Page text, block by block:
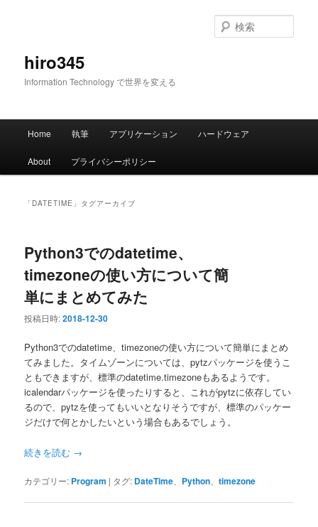
hiro345
Information Technology で世界を変える
索
メ
Home 執筆 アプリケーション ハードウェア
About プライバシーポリシー
「 DATETIME 」タグアーカイブ
Python3でのdatetime、
timezoneの使い方について簡
単にまとめてみた
投稿日時:2018-12-30
Python3でのdatetime、timezoneの使い方について簡単にまとめ
てみました。タイムゾーンについては、pytzパッケージを使うこ
ともできますが、標準のdatetime.timezoneもあるようです。
icalendarパッケージを使ったりすると、これがpytzに依存してい
るので、pytzを使ってもいいとなりそうですが、標準のパッケー
ジだけで何とかしたいという場合もあるでしょう。
続きを読む →
カテゴリー: Program | タグ: DateTime Python 、timezone